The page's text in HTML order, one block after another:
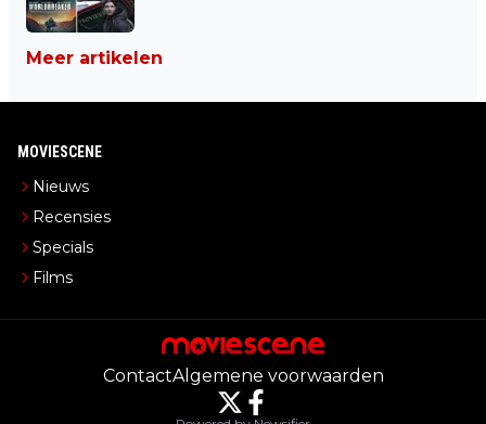
Meer artikelen
MOVIESCENE
Nieuws
Recensies
Specials
Films
ContactAlgemene voorwaarden